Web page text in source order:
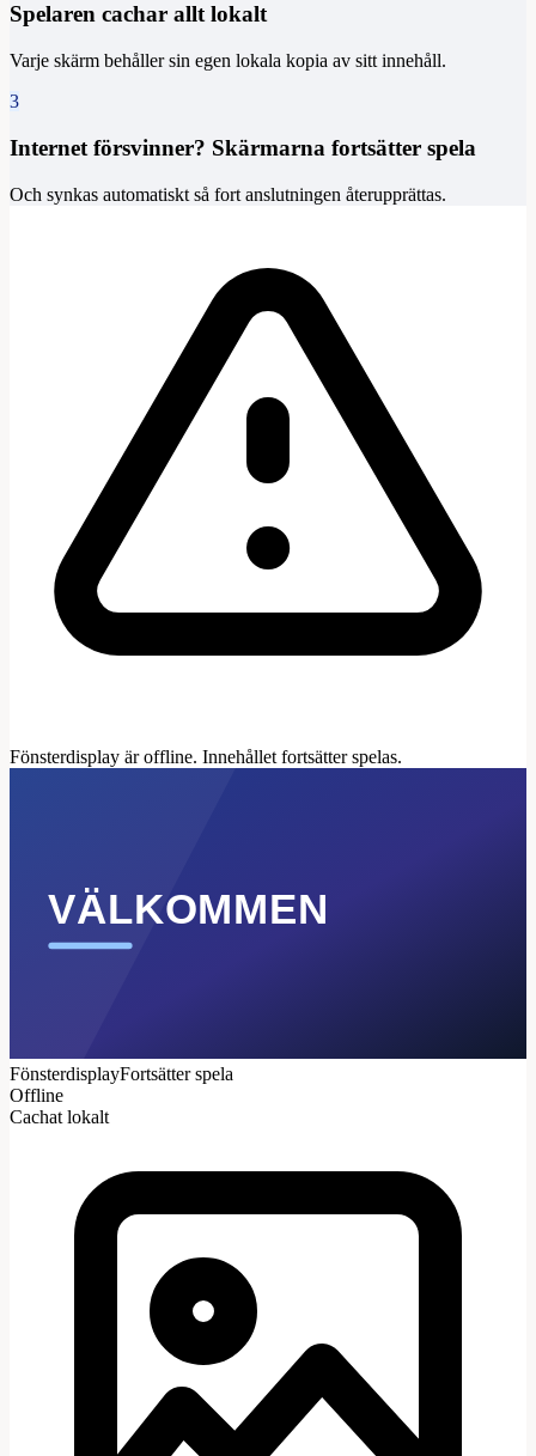
Spelaren cachar allt lokalt
Varje skärm behåller sin egen lokala kopia av sitt innehåll.
3
Internet försvinner? Skärmarna fortsätter spela
Och synkas automatiskt så fort anslutningen återupprättas.
Fönsterdisplay är offline. Innehållet fortsätter spelas.
VÄLKOMMEN
FönsterdisplayFortsätter spela
Offline
Cachat lokalt